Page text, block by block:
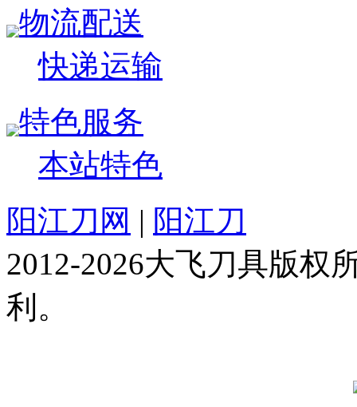
物流配送
快递运输
特色服务
本站特色
阳江刀网 | 阳江刀
2012-2026大飞刀具版权
利。